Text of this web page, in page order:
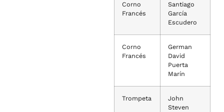
Corno
Francés
Santiago
García
Escudero
Corno
Francés
German
David
Puerta
Marín
Trompeta
John
Steven